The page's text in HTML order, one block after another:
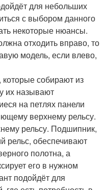
для небольших
с выбором данного
некоторые нюансы.
отходить вправо, то
модель, если влево,
собирают из
их называют
на петлях панели
верхнему рельсу.
рельсу. Подшипник,
рельс, обеспечивают
полотна, а
его в нужном
подойдёт для